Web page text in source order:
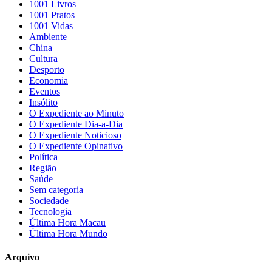
1001 Livros
1001 Pratos
1001 Vidas
Ambiente
China
Cultura
Desporto
Economia
Eventos
Insólito
O Expediente ao Minuto
O Expediente Dia-a-Dia
O Expediente Noticioso
O Expediente Opinativo
Política
Região
Saúde
Sem categoria
Sociedade
Tecnologia
Última Hora Macau
Última Hora Mundo
Arquivo